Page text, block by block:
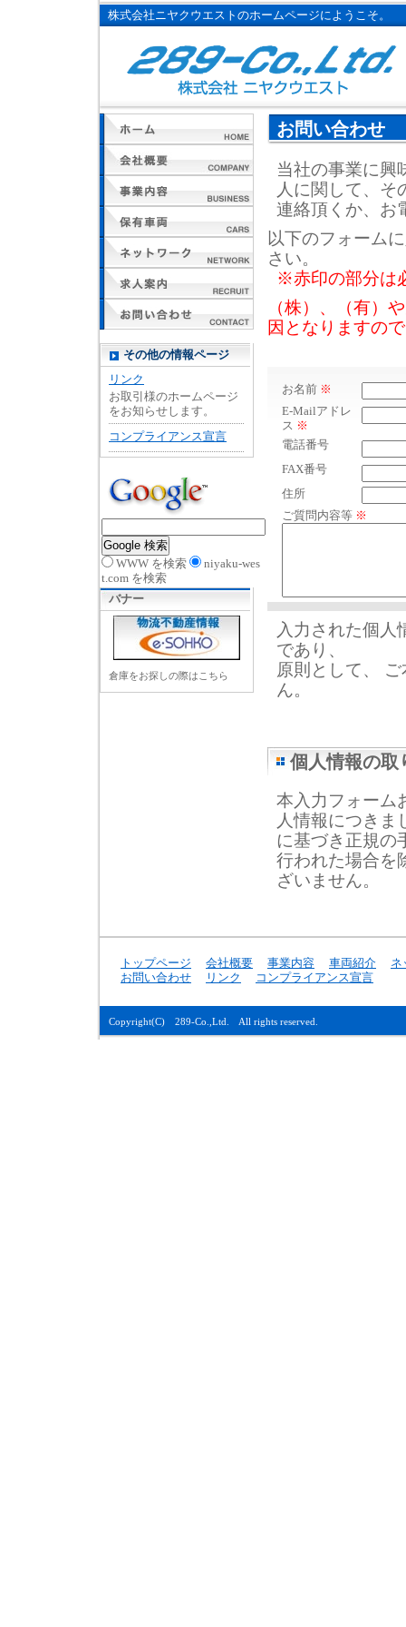
株式会社ニヤクウエストのホームページにようこそ。
その他の情報ページ
リンク
お取引様のホームページ
をお知らせします。
コンプライアンス宣言
WWW を検索
niyaku-wes
t.com を検索
バナー
倉庫をお探しの際はこちら
お問い合わせ
当社の事業に興
人に関して、そ
連絡頂くか、お
以下のフォーム
さい。
※赤印の部分は
（株）、（有）
因となりますの
お名前 ※
E-Mailアドレ
ス ※
電話番号
FAX番号
住所
ご質問内容等 ※
入力された個人
であり、
原則として、
ん。
個人情報の取
本入力フォーム
人情報につきま
に基づき正規の
行われた場合を
ざいません。
トップページ 会社概要 事業内容 車両紹介
ネ
お問い合わせ
リンク コンプライアンス宣言
Copyright(C) 289-Co.,Ltd. All rights reserved.